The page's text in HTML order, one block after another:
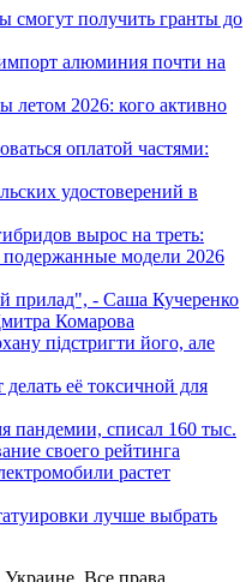
смогут получить гранты до
алюминия почти на
летом 2026: кого активно
оплатой частями:
удостоверений в
вырос на треть:
модели 2026
прилад", - Саша Кучеренко
Комарова
підстригти його, але
её токсичной для
пандемии, списал 160 тыс.
своего рейтинга
растет
лучше выбрать
Все права